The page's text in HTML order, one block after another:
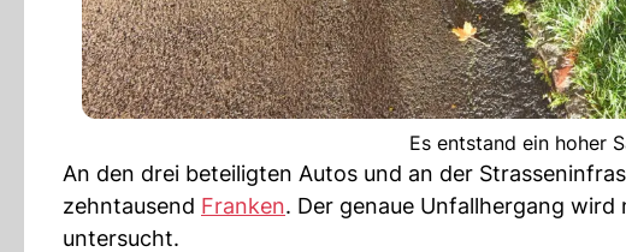
Es entstand ein hoher
An den drei beteiligten Autos und an der
zehntausend Franken. Der genaue Unfallhergang wird
untersucht.